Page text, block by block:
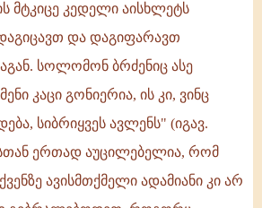
მტკიცე კედელი აისხლეტს
და დაგიფარავთ
სოლომონ ბრძენიც ასე
კაცი გონიერია, ის კი, ვინც
სიბრიყვეს ავლენს" (იგავ.
ერთად აუცილებელია, რომ
ავისმთქმელი ადამიანი კი არ